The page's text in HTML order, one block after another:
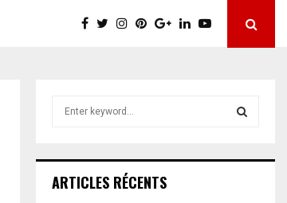
h
ARTICLES RÉCENTS